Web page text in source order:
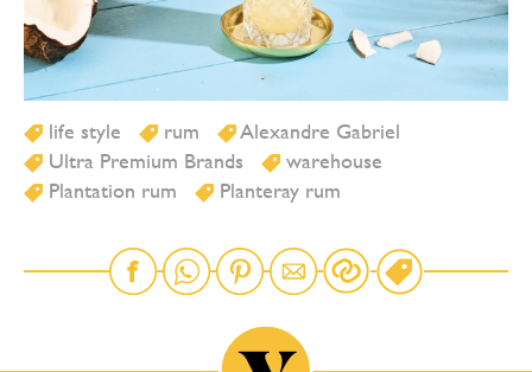
life style rum
Alexandre Gabriel
Ultra Premium Brands
warehouse
Plantation rum
Planteray rum